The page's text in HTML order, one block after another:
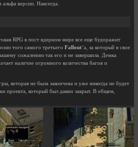
версии. Навсегда.
RPG в пост ядерном мире все еще будоражит
того самого третьего Fallout’а, за который в свое
сожалению так его и не завершила. Демка
наличие огромного количества багов и
которая не была закончена и уже никогда не будет
проекта, который был давно закрыт. В общем,